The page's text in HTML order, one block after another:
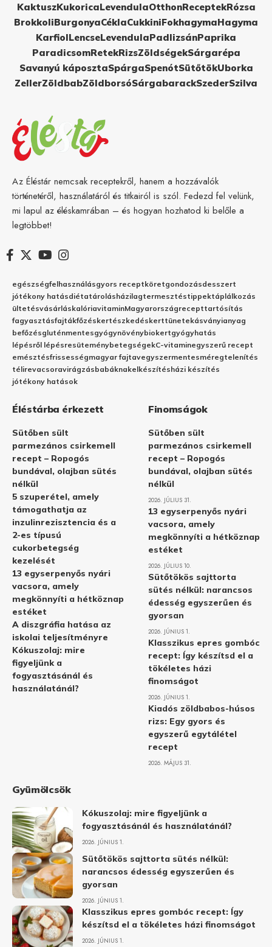
KaktuszKukoricaLevendulaOtthonReceptekRózsa
BrokkoliBurgonyaCéklaCukkiniFokhagymaHagyma
KarfiolLencseLevendulaPadlizsánPaprika
ParadicsomRetekRizsZöldségekSárgarépa
Savanyú káposztaSpárgaSpenótSütőtökUborka
ZellerZöldbabZöldborsóSárgabarackSzederSzilva
Az Éléstár nemcsak receptekről, hanem a hozzávalók
történetéről, használatáról és titkairól is szól. Fedezd fel velünk,
mi lapul az éléskamrában – és hogyan hozhatod ki belőle a
legtöbbet!
egészségfelhasználásgyors receptköretgondozásdesszert
jótékony hatásdiétatárolásházilagtermesztéstippektáplálkozás
ültetésvásárláskalóriavitaminMagyarországrecepttartósítás
fagyasztásfajtákfőzéskertészkedéskerttünetekásványianyag
befőzésgluténmentesgyógynövénybiokertgyógyhatás
lépésről lépésresüteménybetegségekC-vitaminegyszerű recept
emésztésfrissességmagyar fajtavegyszermentesméregtelenítés
télirevacsoravirágzásbabáknakelkészítésházi készítés
jótékony hatások
Éléstárba érkezett
Sütőben sült
parmezános csirkemell
recept – Ropogós
bundával, olajban sütés
nélkül
5 szuperétel, amely
támogathatja az
inzulinrezisztencia és a
2-es típusú
cukorbetegség
kezelését
13 egyserpenyős nyári
vacsora, amely
megkönnyíti a hétköznap
estéket
A diszgráfia hatása az
iskolai teljesítményre
Kókuszolaj: mire
figyeljünk a
fogyasztásánál és
használatánál?
Finomságok
Sütőben sült
parmezános csirkemell
recept – Ropogós
bundával, olajban sütés
nélkül
2026. JÚLIUS 31.
13 egyserpenyős nyári
vacsora, amely
megkönnyíti a hétköznap
estéket
2026. JÚLIUS 10.
Sütőtökös sajttorta
sütés nélkül: narancsos
édesség egyszerűen és
gyorsan
2026. JÚNIUS 1.
Klasszikus epres gombóc
recept: Így készítsd el a
tökéletes házi
finomságot
2026. JÚNIUS 1.
Kiadós zöldbabos-húsos
rizs: Egy gyors és
egyszerű egytálétel
recept
2026. MÁJUS 31.
Gyümölcsök
Kókuszolaj: mire figyeljünk a
fogyasztásánál és használatánál?
2026. JÚNIUS 1.
Sütőtökös sajttorta sütés nélkül:
narancsos édesség egyszerűen és
gyorsan
2026. JÚNIUS 1.
Klasszikus epres gombóc recept: Így
készítsd el a tökéletes házi finomságot
2026. JÚNIUS 1.